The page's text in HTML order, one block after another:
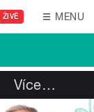
ŽIVĚ MENU
Více…